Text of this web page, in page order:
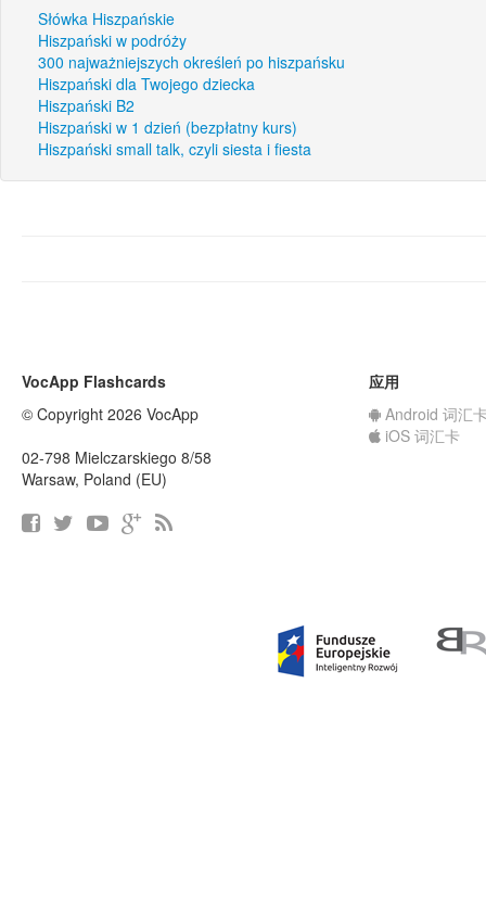
Słówka Hiszpańskie
Hiszpański w podróży
300 najważniejszych określeń po hiszpańsku
Hiszpański dla Twojego dziecka
Hiszpański B2
Hiszpański w 1 dzień (bezpłatny kurs)
Hiszpański small talk, czyli siesta i fiesta
VocApp Flashcards
© Copyright 2026 VocApp
02-798 Mielczarskiego 8/58
Warsaw, Poland (EU)
应用
Android 词汇
iOS 词汇卡